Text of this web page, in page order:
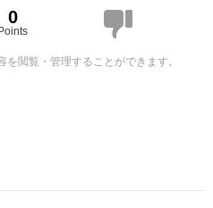
0
Points
を閲覧・管理することができます。